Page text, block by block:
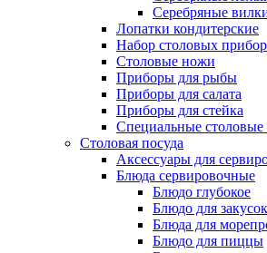
Серебряные
Лопатки кондитерские
Набор столовых
Столовые ножи
Приборы для рыбы
Приборы для салата
Приборы для стейка
Специальные
Столовая посуда
Аксессуары для
Блюда сервировочные
Блюдо глубокое
Блюдо для закусок
Блюда для
Блюдо для пиццы